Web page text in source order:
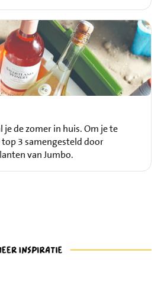
je de zomer in huis. Om je te
top 3 samengesteld door
van Jumbo.